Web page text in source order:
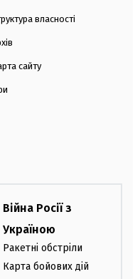
власності
сайту
Війна Росії з
Україною
Ракетні обстріли
Карта бойових дій